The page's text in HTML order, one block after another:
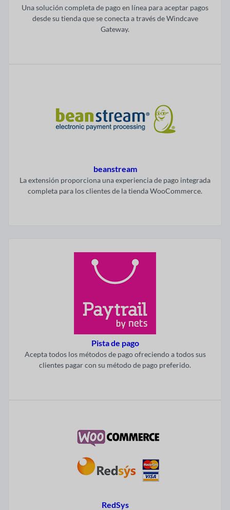
Una solución completa de pago en línea para aceptar pagos
desde su tienda que se conecta a través de Windcave
Gateway.
beanstream
La extensión proporciona una experiencia de pago integrada
completa para los clientes de la tienda WooCommerce.
Pista de pago
Acepta todos los métodos de pago ofreciendo a todos sus
clientes pagar con su método de pago preferido.
RedSys